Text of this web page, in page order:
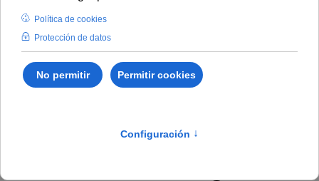
no acompañada en España y El Salvador
Vulneración y acceso a los
los derechos de la niñez y